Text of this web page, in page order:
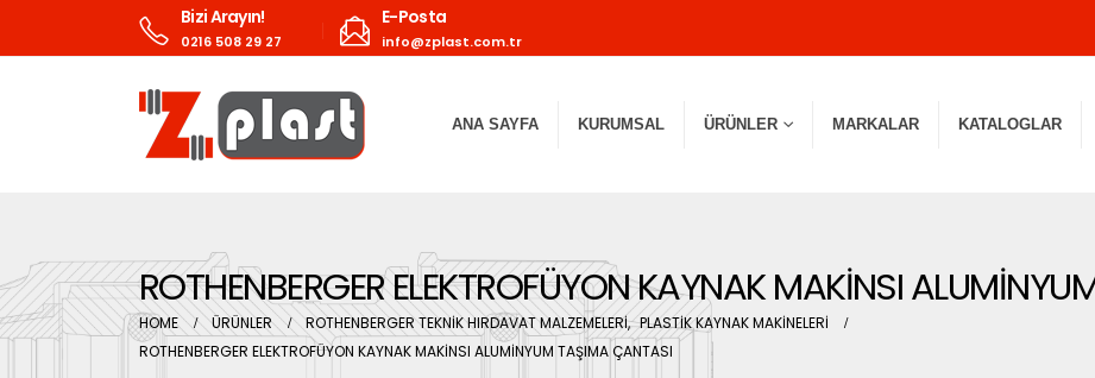
Bizi Arayın!
0216 508 29 27
E-Posta
info@zplast.com.tr
ANA SAYFA KURUMSAL ÜRÜNLER MARKALAR KATALOGLAR
ROTHENBERGER ELEKTROFÜYON KAYNAK MAKİNSI
HOME ÜRÜNLER ROTHENBERGER TEKNİK HIRDAVAT MALZEMELERİ, PLASTİK KAYNAK MAKİNELERİ
ROTHENBERGER ELEKTROFÜYON KAYNAK MAKİNSI ALUMİNYUM TAŞIMA ÇANTASI